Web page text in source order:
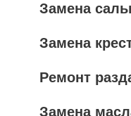
Замена
Замена
Ремонт
Замена